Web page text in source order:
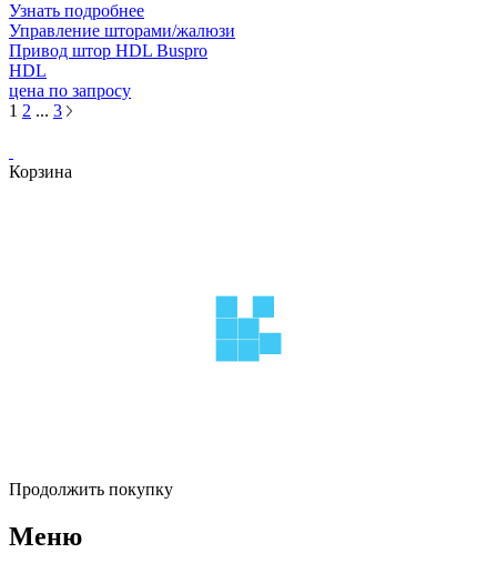
Узнать подробнее
Управление шторами/жалюзи
Привод штор HDL Buspro
HDL
цена по запросу
1 2 ... 3
Корзина
Продолжить покупку
Меню